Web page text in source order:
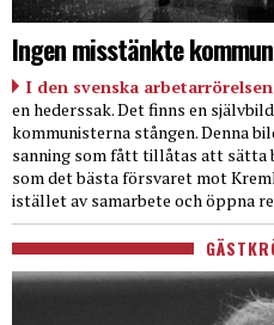
Ingen misstänkte
I den svenska
en hederssak. Det finns en
kommunisterna stången. Denna
sanning som fått tillåtas att sätta
som det bästa försvaret mot
istället av samarbete och öppna